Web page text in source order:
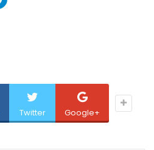
Twitter Google+